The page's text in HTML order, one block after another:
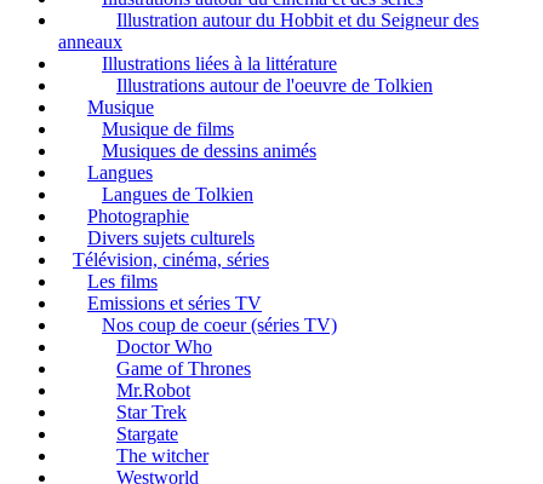
Illustration autour du Hobbit et du Seigneur des
anneaux
Illustrations liées à la littérature
Illustrations autour de l'oeuvre de Tolkien
Musique
Musique de films
Musiques de dessins animés
Langues
Langues de Tolkien
Photographie
Divers sujets culturels
Télévision, cinéma, séries
Les films
Emissions et séries TV
Nos coup de coeur (séries TV)
Doctor Who
Game of Thrones
Mr.Robot
Star Trek
Stargate
The witcher
Westworld